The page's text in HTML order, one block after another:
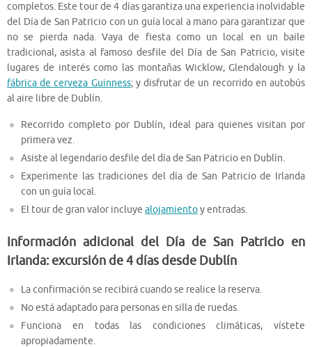
completos. Este tour de 4 días garantiza una experiencia inolvidable
del Día de San Patricio con un guía local a mano para garantizar que
no se pierda nada. Vaya de fiesta como un local en un baile
tradicional, asista al famoso desfile del Día de San Patricio, visite
lugares de interés como las montañas Wicklow, Glendalough y la
fábrica de cerveza Guinness; y disfrutar de un recorrido en autobús
al aire libre de Dublín.
Recorrido completo por Dublín, ideal para quienes visitan por
primera vez.
Asiste al legendario desfile del día de San Patricio en Dublín.
Experimente las tradiciones del día de San Patricio de Irlanda
con un guía local.
El tour de gran valor incluyealojamientoy entradas.
Información adicional del Día de San Patricio en
Irlanda: excursión de 4 días desde Dublín
La confirmación se recibirá cuando se realice la reserva.
No está adaptado para personas en silla de ruedas.
Funciona en todas las condiciones climáticas, vístete
apropiadamente.